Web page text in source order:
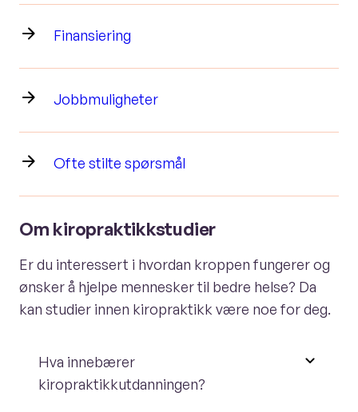
Finansiering
Jobbmuligheter
Ofte stilte spørsmål
Om kiropraktikkstudier
Er du interessert i hvordan kroppen fungerer og
ønsker å hjelpe mennesker til bedre helse? Da
kan studier innen kiropraktikk være noe for deg.
Hva innebærer
kiropraktikkutdanningen?